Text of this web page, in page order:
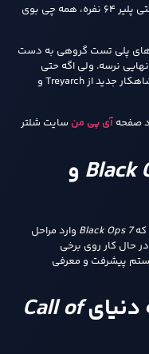
میسون گرفته تا نقشه‌ های عظیم زامبی و مولتی‌ پلیر ۶۴ نفره، همه‌ چی بوی
های پلی‌ تست گروهی به دست
نرسه. ولی اگه حتی
نصفش هم واقعی باشه، میتونیم منتظر یه شاهکار جدید از Treyarch و
صفحه آی پی من سایت شلتر
Black و
Black Ops 7 وارد مراحل
حال کار روی برخی
پیشرفت و معرفی
دنیایCall of